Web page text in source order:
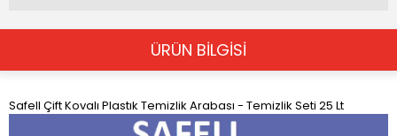
ÜRÜN BİLGİSİ
Safell Çift Kovalı Plastık Temizlik Arabası - Temizlik Seti 25 Lt